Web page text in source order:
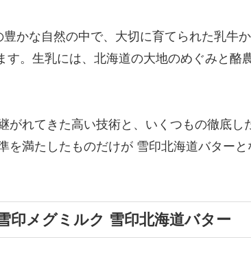
豊かな自然の中で、大切に育てられた乳牛
す。生乳には、北海道の大地のめぐみと酪
がれてきた高い技術と、いくつもの徹底し
を満たしたものだけが 雪印北海道バター
印メグミルク 雪印北海道バター